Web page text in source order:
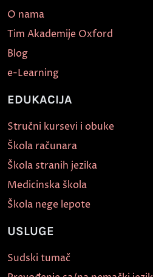
O nama
Tim Akademije Oxford
Blog
e-Learning
EDUKACIJA
Stručni kursevi i obuke
Škola računara
Škola stranih jezika
Medicinska škola
Škola nege lepote
USLUGE
Sudski tumač